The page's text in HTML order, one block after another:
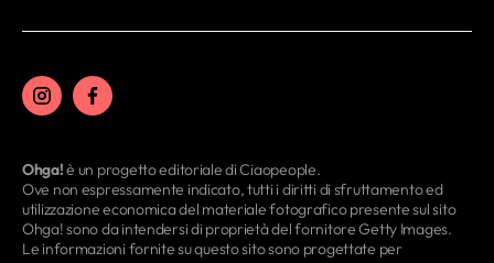
Ohga!è un progetto editoriale di Ciaopeople.
Ove non espressamente indicato, tutti i diritti di sfruttamento ed
utilizzazione economica del materiale fotografico presente sul sito
Ohga! sono da intendersi di proprietà del fornitore Getty Images.
Le informazioni fornite su questo sito sono progettate per